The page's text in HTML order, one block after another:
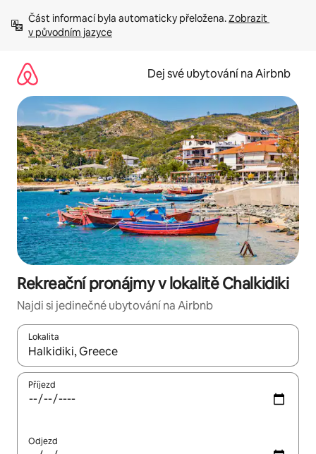
obsah
Část informací byla automaticky přeložena. Zobrazit
v původním jazyce
Dej své ubytování na Airbnb
Rekreační pronájmy v lokalitě Chalkidiki
Najdi si jedinečné ubytování na Airbnb
Lokalita
Až budou výsledky k dispozici, můžeš si je procházet pomocí
Příjezd
Odjezd